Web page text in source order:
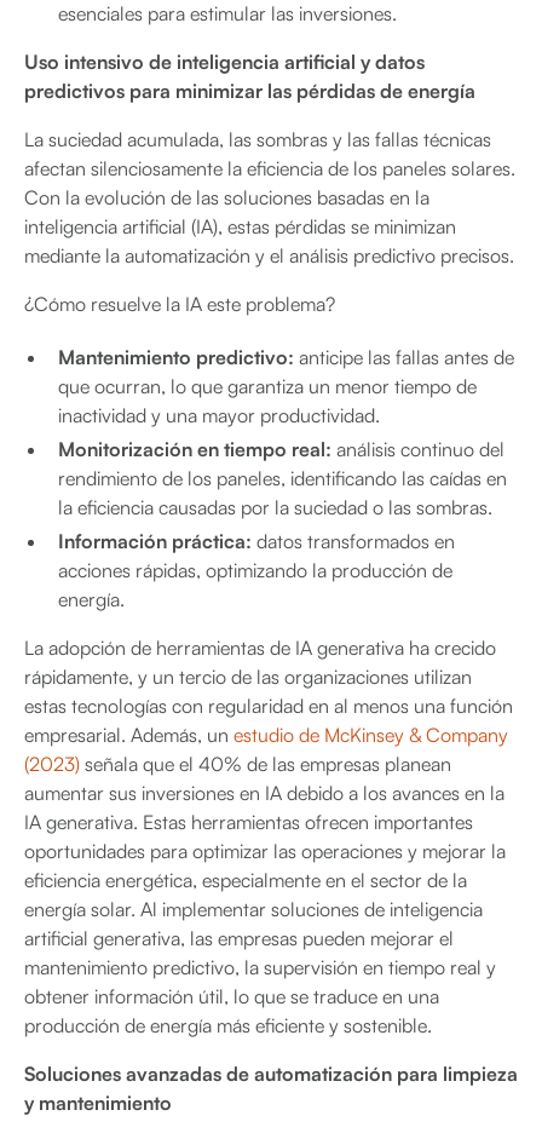
esenciales para estimular las inversiones.
Uso intensivo de inteligencia artificial y datos
predictivos para minimizar las pérdidas de energía
La suciedad acumulada, las sombras y las fallas técnicas
afectan silenciosamente la eficiencia de los paneles solares.
Con la evolución de las soluciones basadas en la
inteligencia artificial (IA), estas pérdidas se minimizan
mediante la automatización y el análisis predictivo precisos.
¿Cómo resuelve la IA este problema?
Mantenimiento predictivo: anticipe las fallas antes de
que ocurran, lo que garantiza un menor tiempo de
inactividad y una mayor productividad.
Monitorización en tiempo real: análisis continuo del
rendimiento de los paneles, identificando las caídas en
la eficiencia causadas por la suciedad o las sombras.
Información práctica: datos transformados en
acciones rápidas, optimizando la producción de
energía.
La adopción de herramientas de IA generativa ha crecido
rápidamente, y un tercio de las organizaciones utilizan
estas tecnologías con regularidad en al menos una función
empresarial. Además, un estudio de McKinsey & Company
(2023) señala que el 40% de las empresas planean
aumentar sus inversiones en IA debido a los avances en la
IA generativa. Estas herramientas ofrecen importantes
oportunidades para optimizar las operaciones y mejorar la
eficiencia energética, especialmente en el sector de la
energía solar. Al implementar soluciones de inteligencia
artificial generativa, las empresas pueden mejorar el
mantenimiento predictivo, la supervisión en tiempo real y
obtener información útil, lo que se traduce en una
producción de energía más eficiente y sostenible.
Soluciones avanzadas de automatización para limpieza
y mantenimiento